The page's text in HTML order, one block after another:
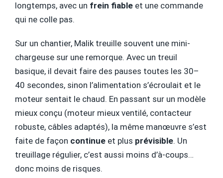
longtemps, avec un frein fiable et une commande
qui ne colle pas.
Sur un chantier, Malik treuille souvent une mini-
chargeuse sur une remorque. Avec un treuil
basique, il devait faire des pauses toutes les 30–
40 secondes, sinon l’alimentation s’écroulait et le
moteur sentait le chaud. En passant sur un modèle
mieux conçu (moteur mieux ventilé, contacteur
robuste, câbles adaptés), la même manœuvre s’est
faite de façon continue et plus prévisible. Un
treuillage régulier, c’est aussi moins d’à-coups…
donc moins de risques.